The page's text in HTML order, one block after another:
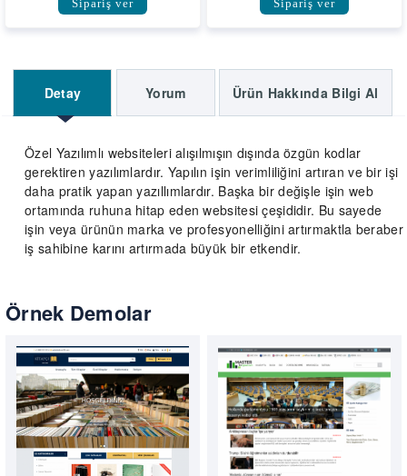
Sipariş ver Sipariş ver
Detay Yorum Ürün Hakkında Bilgi Al
Özel Yazılımlı websiteleri alışılmışın dışında özgün kodlar
gerektiren yazılımlardır. Yapılın işin verimliliğini artıran ve bir işi
daha pratik yapan yazıllımlardır. Başka bir değişle işin web
ortamında ruhuna hitap eden websitesi çeşididir. Bu sayede
işin veya ürünün marka ve profesyonelliğini artırmaktla beraber
iş sahibine karını artırmada büyük bir etkendir.
Örnek Demolar